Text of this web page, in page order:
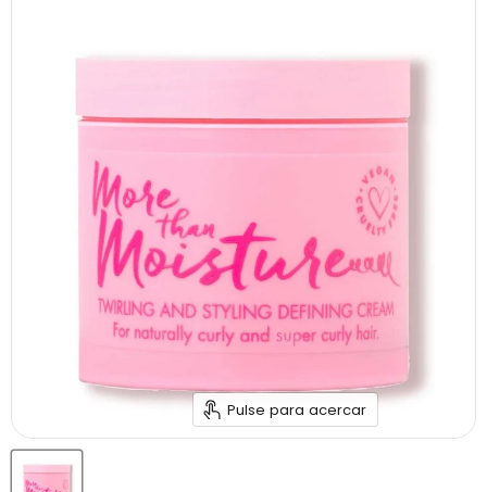
Pulse para acercar